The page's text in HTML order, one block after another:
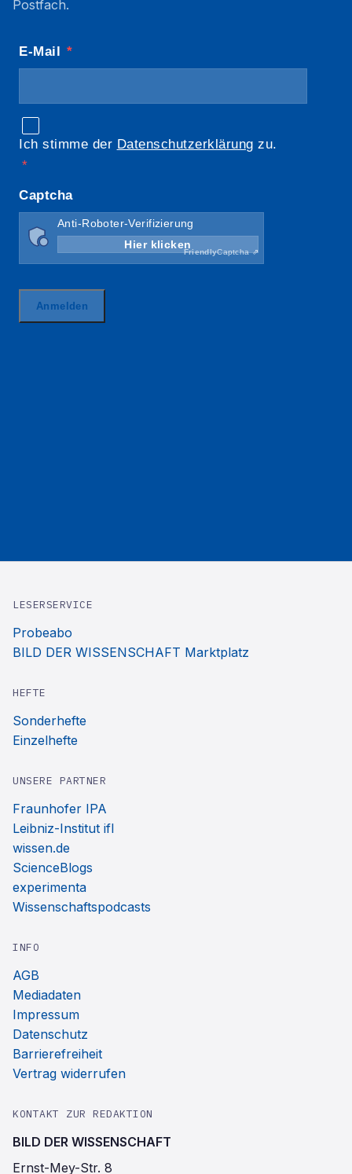
Postfach.
LESERSERVICE
Probeabo
BILD DER WISSENSCHAFT Marktplatz
HEFTE
Sonderhefte
Einzelhefte
UNSERE PARTNER
Fraunhofer IPA
Leibniz-Institut ifl
wissen.de
ScienceBlogs
experimenta
Wissenschaftspodcasts
INFO
AGB
Mediadaten
Impressum
Datenschutz
Barrierefreiheit
Vertrag widerrufen
KONTAKT ZUR REDAKTION
BILD DER WISSENSCHAFT
Ernst-Mey-Str. 8